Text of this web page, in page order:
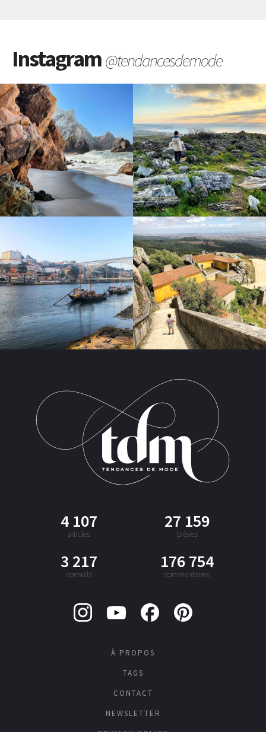
Instagram@tendancesdemode
4 107
articles
27 159
brèves
3 217
conseils
176 754
commentaires
À PROPOS
TAGS
CONTACT
NEWSLETTER